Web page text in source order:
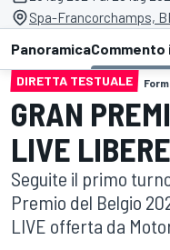
Spa-Francorchamps,
Panoramica
DIRETTA TESTUALE
GRAN
LIVE
Seguite il primo
Premio del Belgio
LIVE offerta da